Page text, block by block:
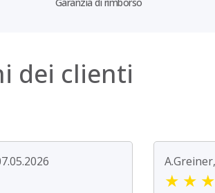
dei clienti
★ ★ ★